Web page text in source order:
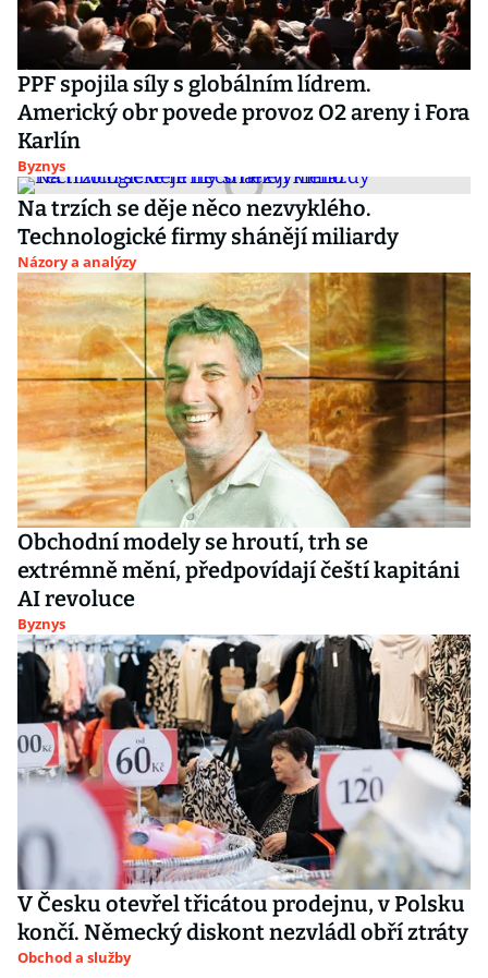
PPF spojila síly s globálním lídrem.
Americký obr povede provoz O2 areny i Fora
Karlín
Byznys
Na trzích se děje něco nezvyklého.
Technologické firmy shánějí miliardy
Názory a analýzy
Obchodní modely se hroutí, trh se
extrémně mění, předpovídají čeští kapitáni
AI revoluce
Byznys
V Česku otevřel třicátou prodejnu, v Polsku
končí. Německý diskont nezvládl obří ztráty
Obchod a služby